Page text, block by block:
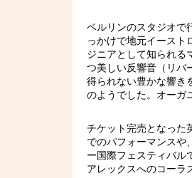
ベルリンのスタジオで
っかけで地元イースト
ジニアとして知られる
つ美しい反響音（リバ
得られない豊かな響き
のようでした。オーガ
チケット完売となった
でのパフォーマンスや
ー国際フェスティバル
アレックスへのコーラ